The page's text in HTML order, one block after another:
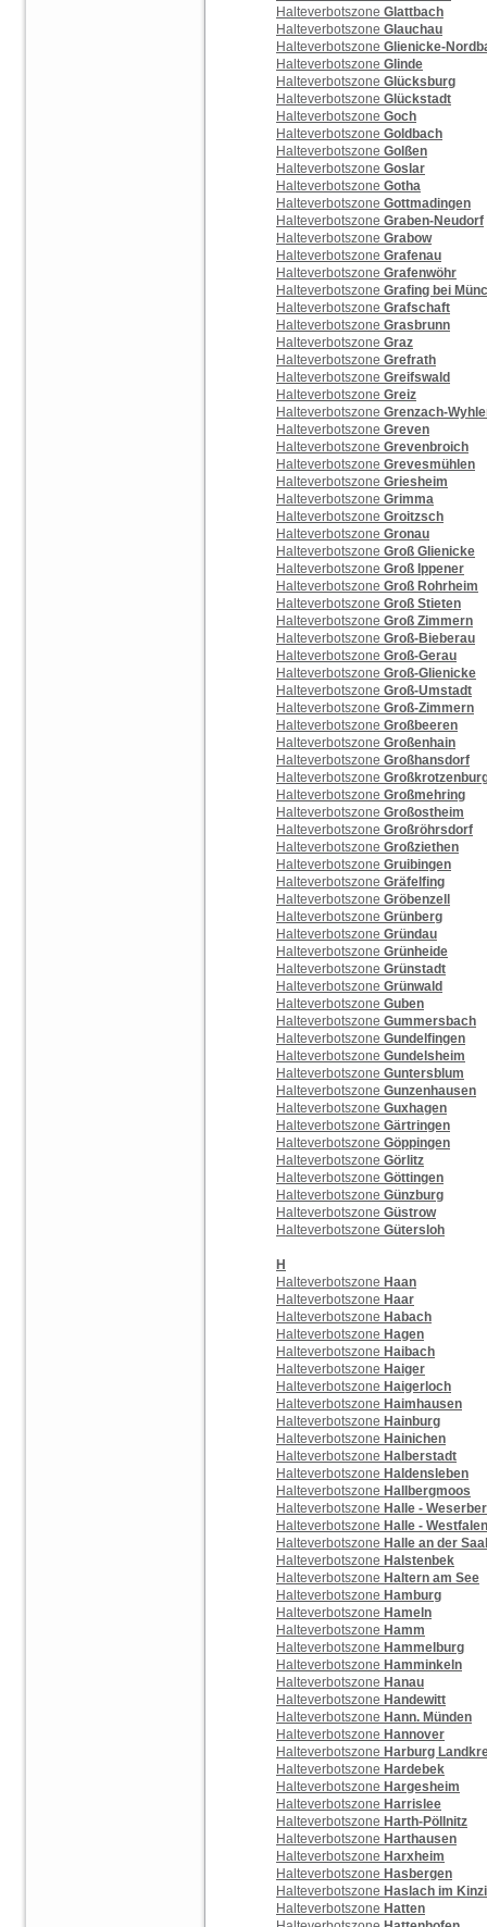
Halteverbotszone Glattbach
Halteverbotszone Glauchau
Halteverbotszone Glienicke-
Halteverbotszone Glinde
Halteverbotszone Glücksburg
Halteverbotszone Glückstadt
Halteverbotszone Goch
Halteverbotszone Goldbach
Halteverbotszone Golßen
Halteverbotszone Goslar
Halteverbotszone Gotha
Halteverbotszone Gottmadingen
Halteverbotszone Graben-Neudorf
Halteverbotszone Grabow
Halteverbotszone Grafenau
Halteverbotszone Grafenwöhr
Halteverbotszone Grafing bei
Halteverbotszone Grafschaft
Halteverbotszone Grasbrunn
Halteverbotszone Graz
Halteverbotszone Grefrath
Halteverbotszone Greifswald
Halteverbotszone Greiz
Halteverbotszone Grenzach-
Halteverbotszone Greven
Halteverbotszone Grevenbroich
Halteverbotszone Grevesmühlen
Halteverbotszone Griesheim
Halteverbotszone Grimma
Halteverbotszone Groitzsch
Halteverbotszone Gronau
Halteverbotszone Groß Glienicke
Halteverbotszone Groß Ippener
Halteverbotszone Groß Rohrheim
Halteverbotszone Groß Stieten
Halteverbotszone Groß Zimmern
Halteverbotszone Groß-Bieberau
Halteverbotszone Groß-Gerau
Halteverbotszone Groß-Glienicke
Halteverbotszone Groß-Umstadt
Halteverbotszone Groß-Zimmern
Halteverbotszone Großbeeren
Halteverbotszone Großenhain
Halteverbotszone Großhansdorf
Halteverbotszone
Halteverbotszone Großmehring
Halteverbotszone Großostheim
Halteverbotszone Großröhrsdorf
Halteverbotszone Großziethen
Halteverbotszone Gruibingen
Halteverbotszone Gräfelfing
Halteverbotszone Gröbenzell
Halteverbotszone Grünberg
Halteverbotszone Gründau
Halteverbotszone Grünheide
Halteverbotszone Grünstadt
Halteverbotszone Grünwald
Halteverbotszone Guben
Halteverbotszone Gummersbach
Halteverbotszone Gundelfingen
Halteverbotszone Gundelsheim
Halteverbotszone Guntersblum
Halteverbotszone Gunzenhausen
Halteverbotszone Guxhagen
Halteverbotszone Gärtringen
Halteverbotszone Göppingen
Halteverbotszone Görlitz
Halteverbotszone Göttingen
Halteverbotszone Günzburg
Halteverbotszone Güstrow
Halteverbotszone Gütersloh
H
Halteverbotszone Haan
Halteverbotszone Haar
Halteverbotszone Habach
Halteverbotszone Hagen
Halteverbotszone Haibach
Halteverbotszone Haiger
Halteverbotszone Haigerloch
Halteverbotszone Haimhausen
Halteverbotszone Hainburg
Halteverbotszone Hainichen
Halteverbotszone Halberstadt
Halteverbotszone Haldensleben
Halteverbotszone Hallbergmoos
Halteverbotszone Halle -
Halteverbotszone Halle - Westfalen
Halteverbotszone Halle an der
Halteverbotszone Halstenbek
Halteverbotszone Haltern am See
Halteverbotszone Hamburg
Halteverbotszone Hameln
Halteverbotszone Hamm
Halteverbotszone Hammelburg
Halteverbotszone Hamminkeln
Halteverbotszone Hanau
Halteverbotszone Handewitt
Halteverbotszone Hann. Münden
Halteverbotszone Hannover
Halteverbotszone Harburg
Halteverbotszone Hardebek
Halteverbotszone Hargesheim
Halteverbotszone Harrislee
Halteverbotszone Harth-Pöllnitz
Halteverbotszone Harthausen
Halteverbotszone Harxheim
Halteverbotszone Hasbergen
Halteverbotszone Haslach im
Halteverbotszone Hatten